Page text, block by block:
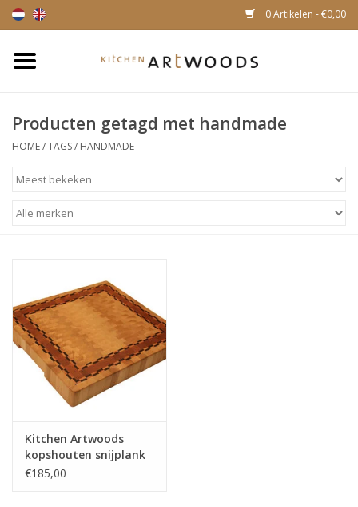
0 Artikelen - €0,00
Snijplanken
Magnetische houten
Producten getagd met handmade
HOME/TAGS/ HANDMADE
Kitchen Artwoods
kopshouten snijplank
van haagbeuk, kers en
€185,00